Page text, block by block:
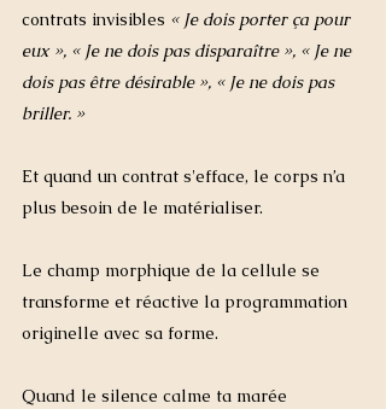
contrats invisibles « Je dois porter ça pour
eux », « Je ne dois pas disparaître », « Je ne
dois pas être désirable », « Je ne dois pas
briller. »
Et quand un contrat s'efface, le corps n’a
plus besoin de le matérialiser.
Le champ morphique de la cellule se
transforme et réactive la programmation
originelle avec sa forme.
Quand le silence calme ta marée